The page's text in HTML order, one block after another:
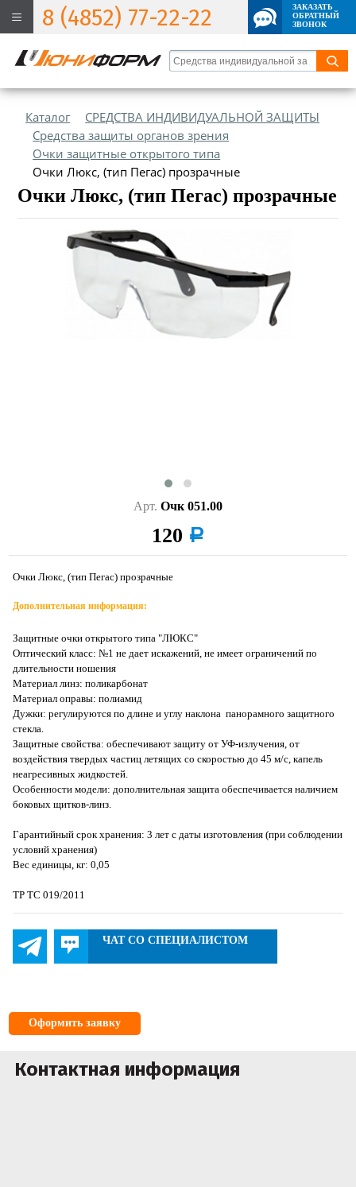
8 (4852) 77-22-22
ЗАКАЗАТЬ
ОБРАТНЫЙ
ЗВОНОК
Каталог
СРЕДСТВА ИНДИВИДУАЛЬНОЙ ЗАЩИТЫ
Средства защиты органов зрения
Очки защитные открытого типа
Очки Люкс, (тип Пегас) прозрачные
Очки Люкс, (тип Пегас) прозрачные
Арт. Очк 051.00
120 a
Очки Люкс, (тип Пегас) прозрачные
Дополнительная информация:
Защитные очки открытого типа "ЛЮКС"
Оптический класс: №1 не дает искажений, не имеет ограничений по
длительности ношения
Материал линз: поликарбонат
Материал оправы: полиамид
Дужки: регулируются по длине и углу наклона панорамного защитного
стекла.
Защитные свойства: обеспечивают защиту от УФ-излучения, от
воздействия твердых частиц летящих со скоростью до 45 м/с, капель
неагресивных жидкостей.
Особенности модели: дополнительная защита обеспечивается наличием
боковых щитков-линз.
Гарантийный срок хранения: 3 лет с даты изготовления (при соблюдении
условий хранения)
Вес единицы, кг: 0,05
ТР ТС 019/2011
ЧАТ СО СПЕЦИАЛИСТОМ
Оформить заявку
Контактная информация